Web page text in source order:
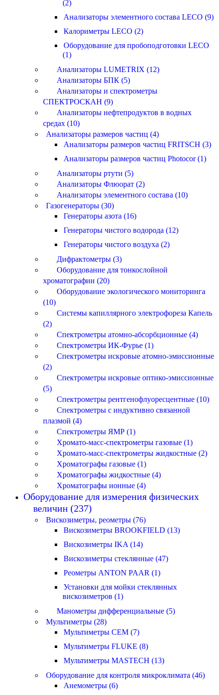
(2)
Анализаторы элементного состава LECO (9)
Калориметры LECO (2)
Оборудование для пробоподготовки LECO
(1)
Анализаторы LUMETRIX (12)
Анализаторы БПК (5)
Анализаторы и спектрометры
СПЕКТРОСКАН (9)
Анализаторы нефтепродуктов в водных
средах (10)
Анализаторы размеров частиц (4)
Анализаторы размеров частиц FRITSCH (3)
Анализаторы размеров частиц Photocor (1)
Анализаторы ртути (5)
Анализаторы Флюорат (2)
Анализаторы элементного состава (10)
Газогенераторы (30)
Генераторы азота (16)
Генераторы чистого водорода (12)
Генераторы чистого воздуха (2)
Дифрактометры (3)
Оборудование для тонкослойной
хроматографии (20)
Оборудование экологического мониторинга
(10)
Системы капиллярного электрофореза Капель
(2)
Спектрометры атомно-абсорбционные (4)
Спектрометры ИК-Фурье (1)
Спектрометры искровые атомно-эмиссионные
(2)
Спектрометры искровые оптико-эмиссионные
(5)
Спектрометры рентгенофлуоресцентные (10)
Спектрометры с индуктивно связанной
плазмой (4)
Спектрометры ЯМР (1)
Хромато-масс-спектрометры газовые (1)
Хромато-масс-спектрометры жидкостные (2)
Хроматографы газовые (1)
Хроматографы жидкостные (4)
Хроматографы ионные (4)
Оборудование для измерения физических
величин (237)
Вискозиметры, реометры (76)
Вискозиметры BROOKFIELD (13)
Вискозиметры IKA (14)
Вискозиметры стеклянные (47)
Реометры ANTON PAAR (1)
Установки для мойки стеклянных
вискозиметров (1)
Манометры дифференциальные (5)
Мультиметры (28)
Мультиметры CEM (7)
Мультиметры FLUKE (8)
Мультиметры MASTECH (13)
Оборудование для контроля микроклимата (46)
Анемометры (6)